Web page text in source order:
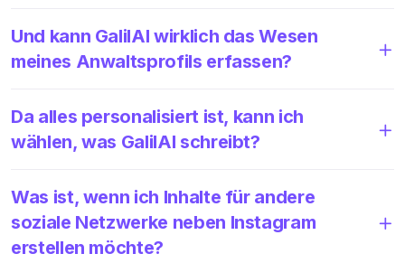
Und kann GalilAI wirklich das Wesen
meines Anwaltsprofils erfassen?
Da alles personalisiert ist, kann ich
wählen, was GalilAI schreibt?
Was ist, wenn ich Inhalte für andere
soziale Netzwerke neben Instagram
erstellen möchte?